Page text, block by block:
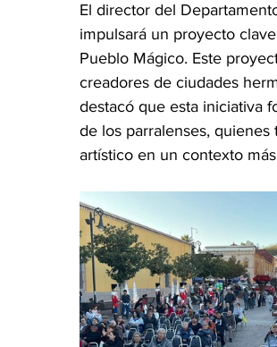
El director del
impulsará un proyecto
Pueblo Mágico. Este
creadores de ciudades
destacó que esta iniciativa
de los parralenses,
artístico en un contexto